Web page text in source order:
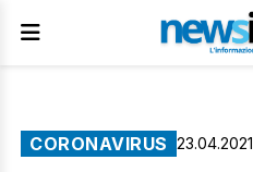
CORONAVIRUS 23.04.2021